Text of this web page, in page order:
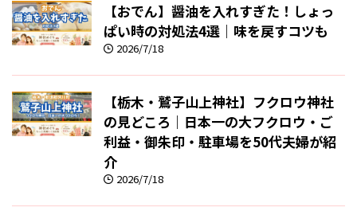
【おでん】醤油を入れすぎた！しょっ
ぱい時の対処法4選｜味を戻すコツも
2026/7/18
【栃木・鷲子山上神社】フクロウ神社
の見どころ｜日本一の大フクロウ・ご
利益・御朱印・駐車場を50代夫婦が紹
介
2026/7/18